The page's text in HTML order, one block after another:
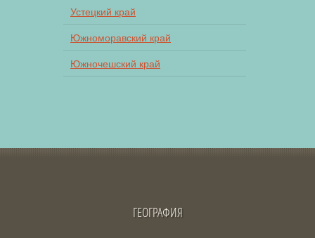
Устецкий край
Южноморавский край
Южночешский край
ГЕОГРАФИЯ